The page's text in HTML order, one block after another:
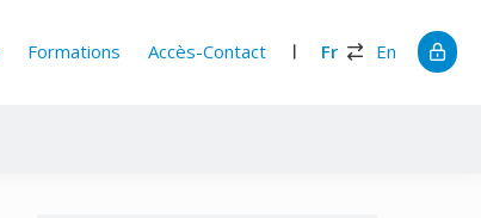
Formations Accès-Contact Fr En